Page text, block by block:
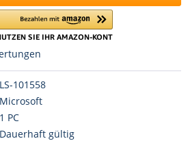
LS-101558
Microsoft
1 PC
Dauerhaft gültig